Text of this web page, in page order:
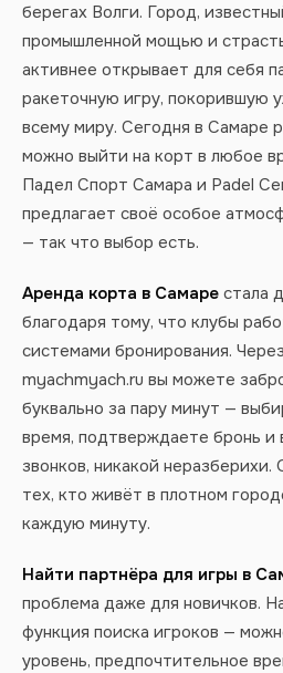
берегах Волги. Город,
промышленной мощью и
активнее открывает для себя
ракеточную игру, покорившую
всему миру. Сегодня в Самаре
можно выйти на корт в любое
Падел Спорт Самара и Padel
предлагает своё особое
— так что выбор есть.
Аренда корта в Самаре стала
благодаря тому, что клубы
системами бронирования.
myachmyach.ru вы можете
буквально за пару минут —
время, подтверждаете бронь и
звонков, никакой
тех, кто живёт в плотном
каждую минуту.
Найти партнёра для игры в
проблема даже для новичков.
функция поиска игроков —
уровень, предпочтительное